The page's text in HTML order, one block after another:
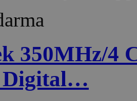
350MHz/4
Digital…